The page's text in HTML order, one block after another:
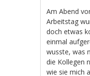
Am Abend
Arbeitstag
doch etwas
einmal
wusste, was
die Kollegen
wie sie mich